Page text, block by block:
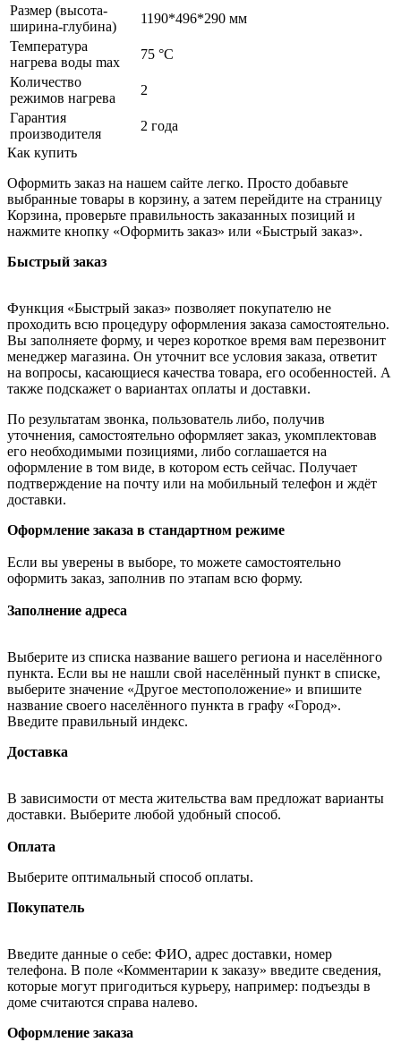
Размер (высота-
ширина-глубина)
1190*496*290 мм
Температура
нагрева воды max
75 °С
Количество
режимов нагрева
2
Гарантия
производителя
2 года
Как купить
Оформить заказ на нашем сайте легко. Просто добавьте
выбранные товары в корзину, а затем перейдите на страницу
Корзина, проверьте правильность заказанных позиций и
нажмите кнопку «Оформить заказ» или «Быстрый заказ».
Быстрый заказ
Функция «Быстрый заказ» позволяет покупателю не
проходить всю процедуру оформления заказа самостоятельно.
Вы заполняете форму, и через короткое время вам перезвонит
менеджер магазина. Он уточнит все условия заказа, ответит
на вопросы, касающиеся качества товара, его особенностей. А
также подскажет о вариантах оплаты и доставки.
По результатам звонка, пользователь либо, получив
уточнения, самостоятельно оформляет заказ, укомплектовав
его необходимыми позициями, либо соглашается на
оформление в том виде, в котором есть сейчас. Получает
подтверждение на почту или на мобильный телефон и ждёт
доставки.
Оформление заказа в стандартном режиме
Если вы уверены в выборе, то можете самостоятельно
оформить заказ, заполнив по этапам всю форму.
Заполнение адреса
Выберите из списка название вашего региона и населённого
пункта. Если вы не нашли свой населённый пункт в списке,
выберите значение «Другое местоположение» и впишите
название своего населённого пункта в графу «Город».
Введите правильный индекс.
Доставка
В зависимости от места жительства вам предложат варианты
доставки. Выберите любой удобный способ.
Оплата
Выберите оптимальный способ оплаты.
Покупатель
Введите данные о себе: ФИО, адрес доставки, номер
телефона. В поле «Комментарии к заказу» введите сведения,
которые могут пригодиться курьеру, например: подъезды в
доме считаются справа налево.
Оформление заказа